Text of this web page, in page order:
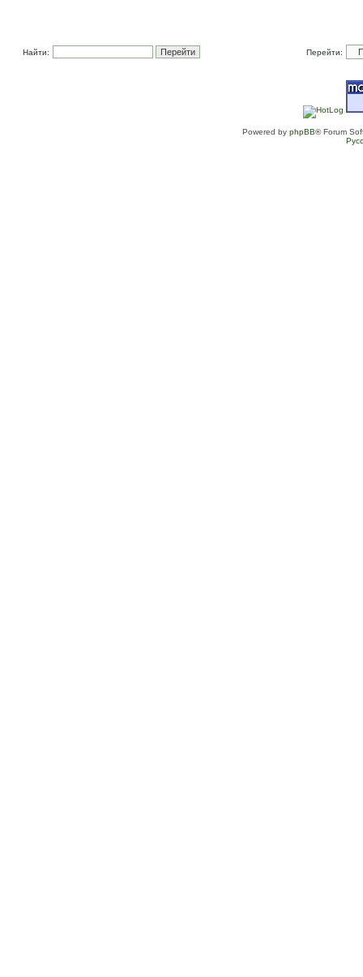
Найти: Перейти:
Powered by phpBB® Forum